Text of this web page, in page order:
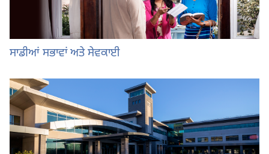
ਸਾਡੀਆਂ ਸਭਾਵਾਂ ਅਤੇ ਸੇਵਕਾਈ